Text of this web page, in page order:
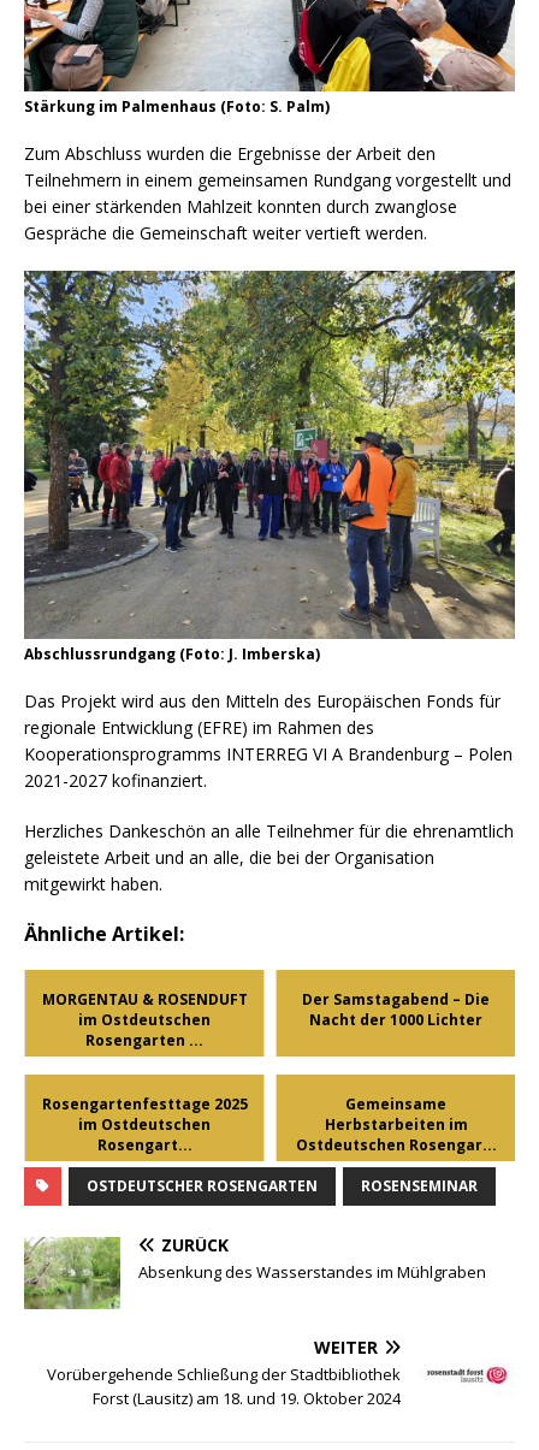
Stärkung im Palmenhaus (Foto: S. Palm)
Zum Abschluss wurden die Ergebnisse der Arbeit den
Teilnehmern in einem gemeinsamen Rundgang vorgestellt und
bei einer stärkenden Mahlzeit konnten durch zwanglose
Gespräche die Gemeinschaft weiter vertieft werden.
Abschlussrundgang (Foto: J. Imberska)
Das Projekt wird aus den Mitteln des Europäischen Fonds für
regionale Entwicklung (EFRE) im Rahmen des
Kooperationsprogramms INTERREG VI A Brandenburg – Polen
2021-2027 kofinanziert.
Herzliches Dankeschön an alle Teilnehmer für die ehrenamtlich
geleistete Arbeit und an alle, die bei der Organisation
mitgewirkt haben.
Ähnliche Artikel:
MORGENTAU & ROSENDUFT
im Ostdeutschen
Rosengarten ...
Der Samstagabend – Die
Nacht der 1000 Lichter
Rosengartenfesttage 2025
im Ostdeutschen
Rosengart...
Gemeinsame
Herbstarbeiten im
Ostdeutschen Rosengar...
OSTDEUTSCHER ROSENGARTEN
ROSENSEMINAR
ZURÜCK
Absenkung des Wasserstandes im Mühlgraben
WEITER
Vorübergehende Schließung der Stadtbibliothek
Forst (Lausitz) am 18. und 19. Oktober 2024